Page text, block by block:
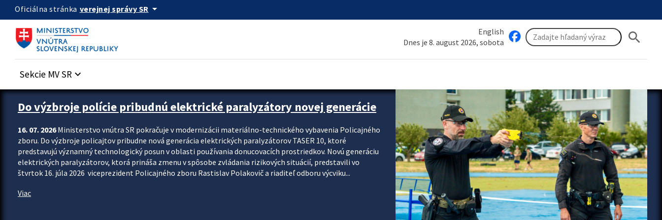
Preskocit na hlavný obsah
Oficiálna stránka verejnej správy SR arrow_drop_down
English
Dnes je 8. august 2026, sobota
search
Sekcie MV SR keyboard_arrow_down
Zastavit automatický posun upútavok
Do výzbroje polície pribudnú elektrické paralyzátory novej generácie
16. 07. 2026Ministerstvo vnútra SR pokračuje v modernizácii materiálno-technického vybavenia Policajného
zboru. Do výzbroje policajtov pribudne nová generácia elektrických paralyzátorov TASER 10, ktoré
predstavujú významný technologický posun v oblasti používania donucovacích prostriedkov. Novú generáciu
elektrických paralyzátorov, ktorá prináša zmenu v spôsobe zvládania rizikových situácií, predstavili vo
štvrtok 16. júla 2026 viceprezident Policajného zboru Rastislav Polakovič a riaditeľ odboru výcviku...
Viac